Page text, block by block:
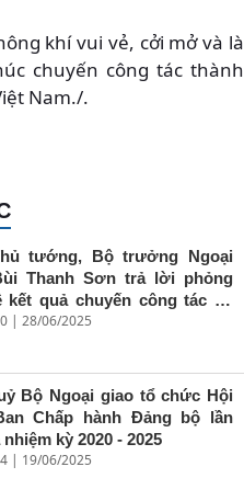
khí vui vẻ, cởi mở và là
chuyến công tác thành
Nam./.
tướng, Bộ trưởng Ngoại
Thanh Sơn trả lời phỏng
kết quả chuyến công tác tại
của Thủ tướng Chính
| 28/06/2025
Bộ Ngoại giao tổ chức Hội
Chấp hành Đảng bộ lần
kỳ 2020 - 2025
| 19/06/2025